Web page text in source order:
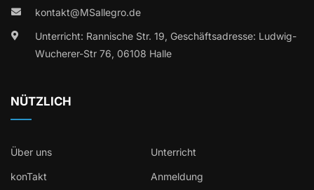
kontakt@MSallegro.de
Unterricht: Rannische Str. 19, Geschäftsadresse: Ludwig-
Wucherer-Str 76, 06108 Halle
NÜTZLICH
Über uns Unterricht
konTakt Anmeldung